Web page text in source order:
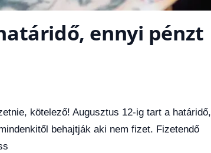
ennyi pénzt
kötelező! Augusztus 12-ig tart a határidő,
behajtják aki nem fizet. Fizetendő